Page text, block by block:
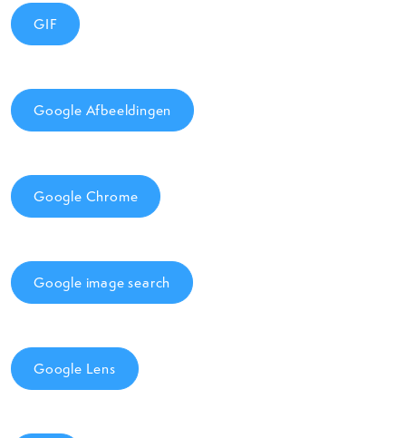
GIF
Google Afbeeldingen
Google Chrome
Google image search
Google Lens